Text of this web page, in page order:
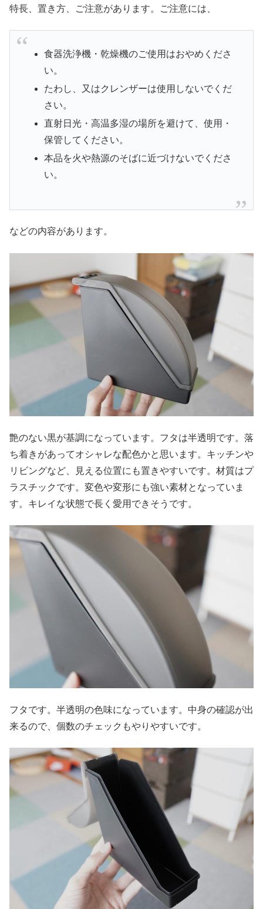
特長、置き方、ご注意があります。ご注意には、
食器洗浄機・乾燥機のご使用はおやめくださ
い。
たわし、又はクレンザーは使用しないでくだ
さい。
直射日光・高温多湿の場所を避けて、使用・
保管してください。
本品を火や熱源のそばに近づけないでくださ
い。
などの内容があります。
艶のない黒が基調になっています。フタは半透明です。落
ち着きがあってオシャレな配色かと思います。キッチンや
リビングなど、見える位置にも置きやすいです。材質はプ
ラスチックです。変色や変形にも強い素材となっていま
す。キレイな状態で長く愛用できそうです。
フタです。半透明の色味になっています。中身の確認が出
来るので、個数のチェックもやりやすいです。